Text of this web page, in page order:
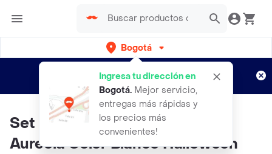
Bogotá
Ingresa tu dirección en
Bogotá. Mejor servicio,
entregas más rápidas y
los precios más
convenientes!
envíos gratis por semanas
Aplican TyC
Set De Angel X 2 Piezas Alas Y
Aureola Color Blanco Halloween